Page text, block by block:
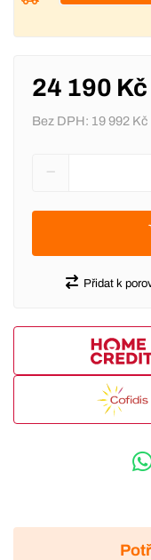
24 190 Kč
Bez DPH: 19 992 Kč
Přidat k